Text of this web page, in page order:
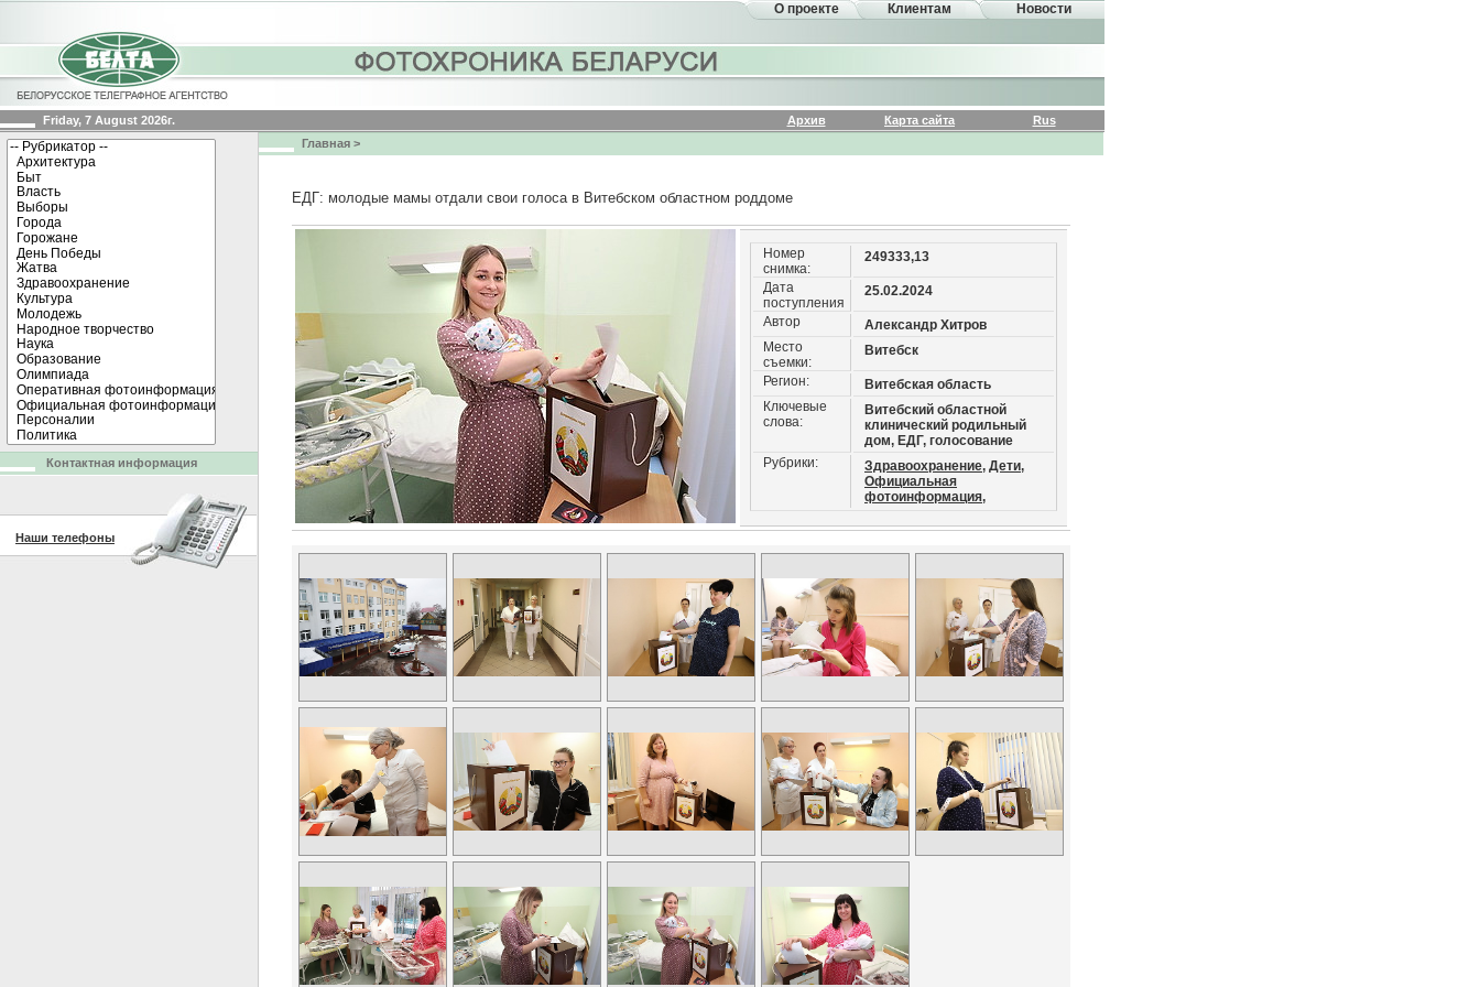
О проекте Клиентам Новости
Friday, 7 August 2026г. Архив Карта сайта
Rus
Главная >
ЕДГ: молодые мамы отдали свои голоса в Витебском областном роддоме
Номер
снимка:
249333,13
Дата
поступления
25.02.2024
Автор
Александр Хитров
Место
съемки:
Витебск
Регион:
Витебская область
Ключевые
слова:
Витебский областной
клинический родильный
дом, ЕДГ, голосование
Рубрики:
Здравоохранение, Дети,
Официальная
фотоинформация,
Контактная информация
Наши телефоны